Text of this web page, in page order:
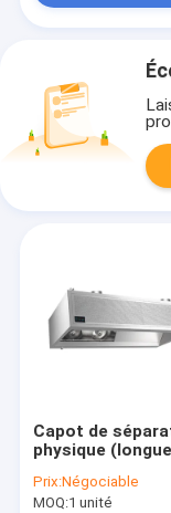
Capot de
physique
Prix:Négociable
MOQ:1 unité